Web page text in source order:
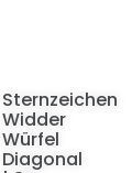
auf
der
Sternzeichen
Widder
Würfel
Diagonal